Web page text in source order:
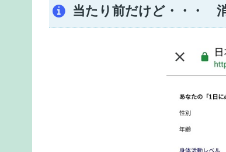
当たり前だけど・・・